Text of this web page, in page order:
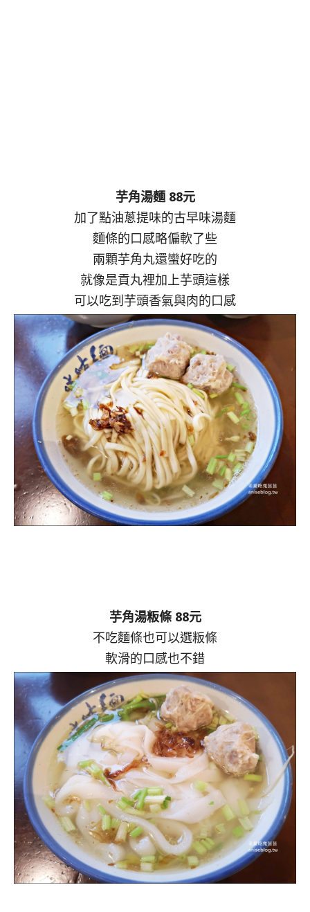
芋角湯麵 88元
加了點油蔥提味的古早味湯麵
麵條的口感略偏軟了些
兩顆芋角丸還蠻好吃的
就像是貢丸裡加上芋頭這樣
可以吃到芋頭香氣與肉的口感
芋角湯粄條 88元
不吃麵條也可以選粄條
軟滑的口感也不錯